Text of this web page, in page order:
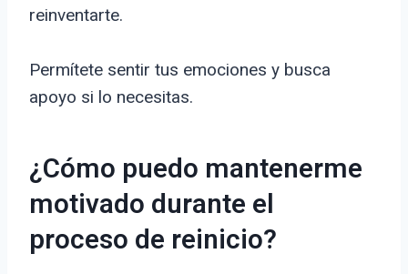
reinventarte.
Permítete sentir tus emociones y busca
apoyo si lo necesitas.
¿Cómo puedo mantenerme
motivado durante el
proceso de reinicio?